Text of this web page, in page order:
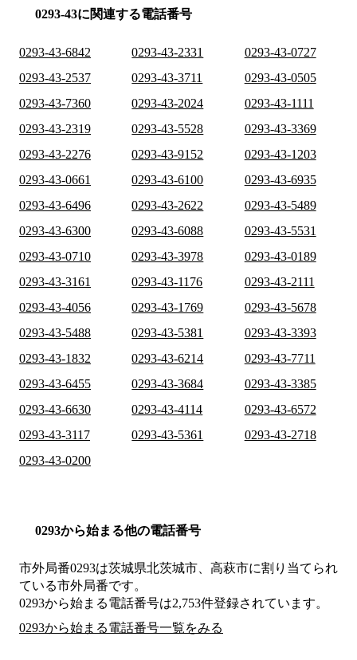
0293-43に関連する電話番号
0293-43-6842 0293-43-2331
0293-43-0727
0293-43-2537
0293-43-3711
0293-43-0505
0293-43-7360
0293-43-2024
0293-43-1111
0293-43-2319
0293-43-5528
0293-43-3369
0293-43-2276
0293-43-9152
0293-43-1203
0293-43-0661
0293-43-6100
0293-43-6935
0293-43-6496
0293-43-2622
0293-43-5489
0293-43-6300
0293-43-6088
0293-43-5531
0293-43-0710
0293-43-3978
0293-43-0189
0293-43-3161
0293-43-1176
0293-43-2111
0293-43-4056
0293-43-1769
0293-43-5678
0293-43-5488
0293-43-5381
0293-43-3393
0293-43-1832
0293-43-6214
0293-43-7711
0293-43-6455
0293-43-3684
0293-43-3385
0293-43-6630
0293-43-4114
0293-43-6572
0293-43-3117
0293-43-5361
0293-43-2718
0293-43-0200
0293から始まる他の電話番号
市外局番0293は茨城県北茨城市、高萩市に割り当てられ
ている市外局番です。
0293から始まる電話番号は2,753件登録されています。
0293から始まる電話番号一覧をみる